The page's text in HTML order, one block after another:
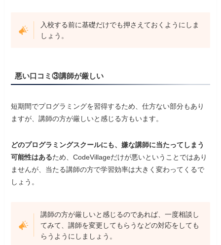
入校する前に基礎だけでも押さえておくようにしま
しょう。
悪い口コミ③講師が厳しい
短期間でプログラミングを習得するため、仕方ない部分もあり
ますが、講師の方が厳しいと感じる方もいます。
どのプログラミングスクールにも、嫌な講師に当たってしまう
可能性はあるため、CodeVillageだけが悪いということではあり
ませんが、当たる講師の方で学習効率は大きく変わってくるで
しょう。
講師の方が厳しいと感じるのであれば、一度相談し
てみて、講師を変更してもらうなどの対応をしても
らうようにしましょう。